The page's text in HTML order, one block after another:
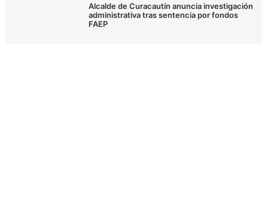
Alcalde de Curacautín anuncia investigación
administrativa tras sentencia por fondos
FAEP